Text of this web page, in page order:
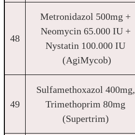
48
Metronidazol 500mg +
Neomycin 65.000 IU +
Nystatin 100.000 IU
(AgiMycob)
49
Sulfamethoxazol 400mg,
Trimethoprim 80mg
(Supertrim)